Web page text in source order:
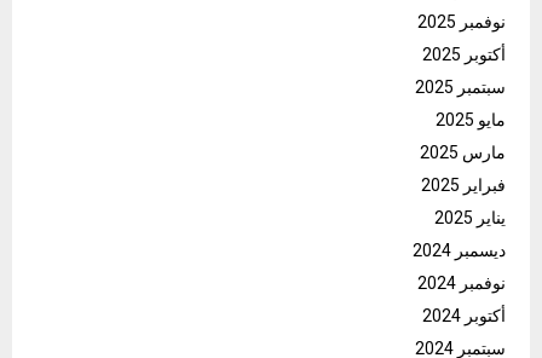
نوفمبر 2025
أكتوبر 2025
سبتمبر 2025
مايو 2025
مارس 2025
فبراير 2025
يناير 2025
ديسمبر 2024
نوفمبر 2024
أكتوبر 2024
سبتمبر 2024